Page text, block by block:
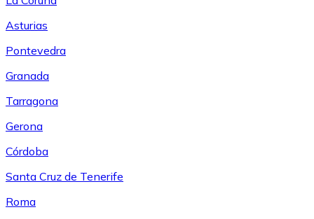
Asturias
Pontevedra
Granada
Tarragona
Gerona
Córdoba
Santa Cruz de Tenerife
Roma